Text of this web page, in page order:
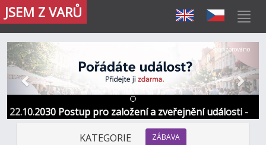
JSEM Z VARŮ
22.10.2030 Postup pro založení a zveřejnění události -
Informace / kontakt
Předchozí Další
Sponzorováno
KATEGORIE ZÁBAVA